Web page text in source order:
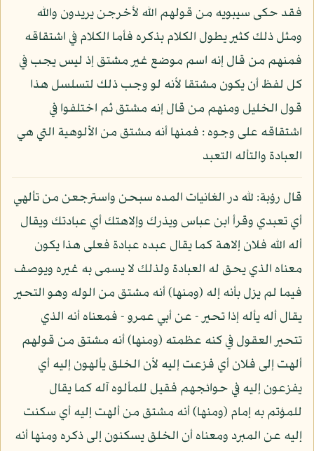
فقد حكى سيبويه من قولهم الله لأخرجن يريدون والله
ومثل ذلك كثير يطول الكلام بذكره فأما الكلام في اشتقاقه
فمنهم من قال إنه اسم موضع غير مشتق إذ ليس يجب في
كل لفظ أن يكون مشتقا لأنه لو وجب ذلك لتسلسل هذا
قول الخليل ومنهم من قال إنه مشتق ثم اختلفوا في
اشتقاقه على وجوه : فمنها أنه مشتق من الألوهية التي هي
العبادة والتأله التعبد
قال رؤبة: لله در الغانيات المده سبحن واسترجعن من تألهي
أي تعبدي وقرأ ابن عباس ويذرك وإلاهتك أي عبادتك ويقال
أله الله فلان إلاهة كما يقال عبده عبادة فعلى هذا يكون
معناه الذي يحق له العبادة ولذلك لا يسمى به غيره ويوصف
فيما لم يزل بأنه إله (ومنها) أنه مشتق من الوله وهو التحير
يقال أله يأله إذا تحير - عن أبي عمرو - فمعناه أنه الذي
تتحير العقول في كنه عظمته (ومنها) أنه مشتق من قولهم
ألهت إلى فلان أي فزعت إليه لأن الخلق يألهون إليه أي
يفزعون إليه في حوائجهم فقيل للمألوه آله كما يقال
للمؤتم به إمام (ومنها) أنه مشتق من ألهت إليه أي سكنت
إليه عن المبرد ومعناه أن الخلق يسكنون إلى ذكره ومنها أنه